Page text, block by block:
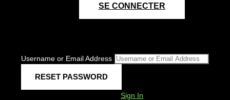
SE CONNECTER
Username or Email Address
Sign In